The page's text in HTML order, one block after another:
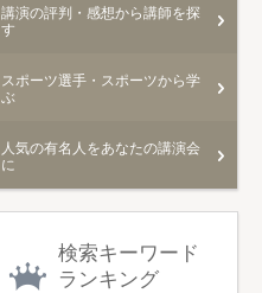
講演の評判・感想から講師を探
す
スポーツ選手・スポーツから学
ぶ
人気の有名人をあなたの講演会
に
検索キーワード
ランキング